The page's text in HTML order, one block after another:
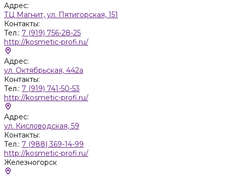
Адрес:
ТЦ Магнит, ул. Пятигорская, 151
Контакты:
Тел.: 7 (919) 756-28-25
http://kosmetic-profi.ru/
Адрес:
ул. Октябрьская, 442а
Контакты:
Тел.: 7 (919) 741-50-53
http://kosmetic-profi.ru/
Адрес:
ул. Кисловодская, 59
Контакты:
Тел.: 7 (988) 369-14-99
http://kosmetic-profi.ru/
Железногорск